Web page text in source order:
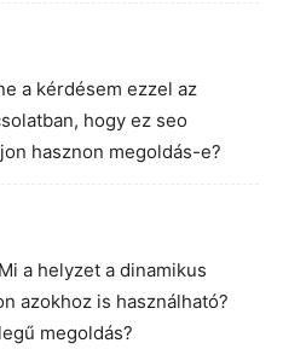
a kérdésem ezzel az
hogy ez seo
hasznon megoldás-e?
a helyzet a dinamikus
azokhoz is használható?
megoldás?